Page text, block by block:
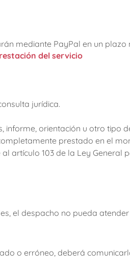
mediante PayPal en un plazo
del servicio
jurídica.
informe, orientación u otro tipo
prestado en el
artículo 103 de la Ley General
el despacho no pueda
o erróneo, deberá